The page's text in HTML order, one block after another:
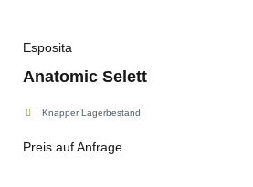
Esposita
Anatomic Selett
Knapper Lagerbestand
Preis auf Anfrage